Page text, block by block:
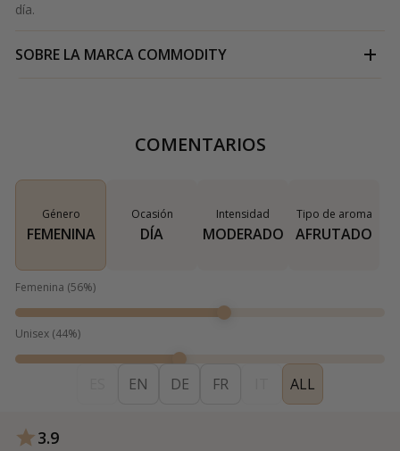
día.
SOBRE LA MARCA COMMODITY
COMENTARIOS
Género
FEMENINA
Ocasión
DÍA
Intensidad
MODERADO
Tipo de aroma
AFRUTADO
Femenina (56%)
Unisex (44%)
EN DE FR ALL
3.9